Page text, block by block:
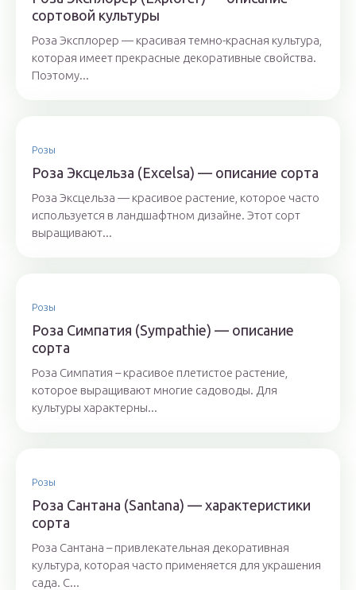
сортовой культуры
Роза Эксплорер — красивая темно-красная культура,
которая имеет прекрасные декоративные свойства.
Поэтому...
Розы
Роза Эксцельза (Excelsa) — описание сорта
Роза Эксцельза — красивое растение, которое часто
используется в ландшафтном дизайне. Этот сорт
выращивают...
Розы
Роза Симпатия (Sympathie) — описание
сорта
Роза Симпатия – красивое плетистое растение,
которое выращивают многие садоводы. Для
культуры характерны...
Розы
Роза Сантана (Santana) — характеристики
сорта
Роза Сантана – привлекательная декоративная
культура, которая часто применяется для украшения
сада. С...